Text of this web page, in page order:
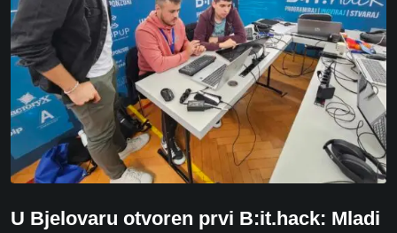
U Bjelovaru otvoren prvi B:it.hack: Mladi